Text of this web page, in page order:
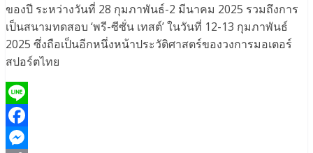
ของปี ระหว่างวันที่ 28 กุมภาพันธ์-2 มีนาคม 2025 รวมถึงการ
เป็นสนามทดสอบ ‘พรี-ซีซั่น เทสต์’ ในวันที่ 12-13 กุมภาพันธ์
2025 ซึ่งถือเป็นอีกหนึ่งหน้าประวัติศาสตร์ของวงการมอเตอร์
สปอร์ตไทย
Line
Facebook